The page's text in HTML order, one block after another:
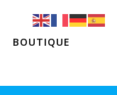
BOUTIQUE